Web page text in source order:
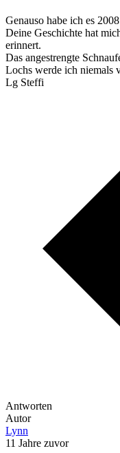
Genauso habe ich es
Deine Geschichte hat
erinnert.
Das angestrengte
Lochs werde ich niemals
Lg Steffi
Antworten
Autor
Lynn
11 Jahre zuvor